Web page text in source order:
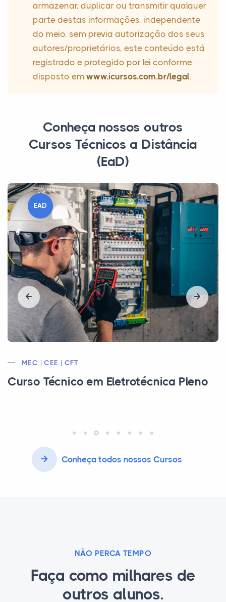
armazenar, duplicar ou transmitir qualquer
parte destas informações, independente
do meio, sem previa autorização dos seus
autores/proprietários, este conteúdo está
registrado e protegido por lei conforme
disposto em www.icursos.com.br/legal.
Conheça nossos outros
Cursos Técnicos a Distância
(EaD)
EAD
MEC | CEE | SRTE
Curso Técnico em Secretaria Escolar
Conheça todos nossos Cursos
NÃO PERCA TEMPO
Faça como milhares de
outros alunos.